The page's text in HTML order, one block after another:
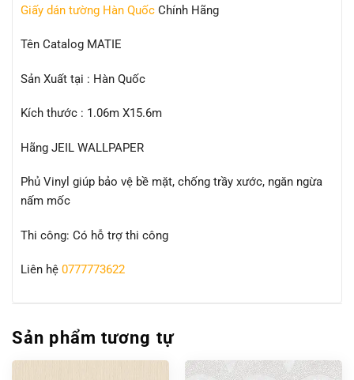
Giấy dán tường Hàn Quốc Chính Hãng
Tên Catalog MATIE
Sản Xuất tại : Hàn Quốc
Kích thước : 1.06m X15.6m
Hãng JEIL WALLPAPER
Phủ Vinyl giúp bảo vệ bề mặt, chống trầy xước, ngăn ngừa
nấm mốc
Thi công: Có hỗ trợ thi công
Liên hệ 0777773622
Sản phẩm tương tự